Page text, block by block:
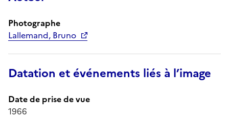
Photographe
Lallemand, Bruno
Datation et événements liés à l’image
Date de prise de vue
1966